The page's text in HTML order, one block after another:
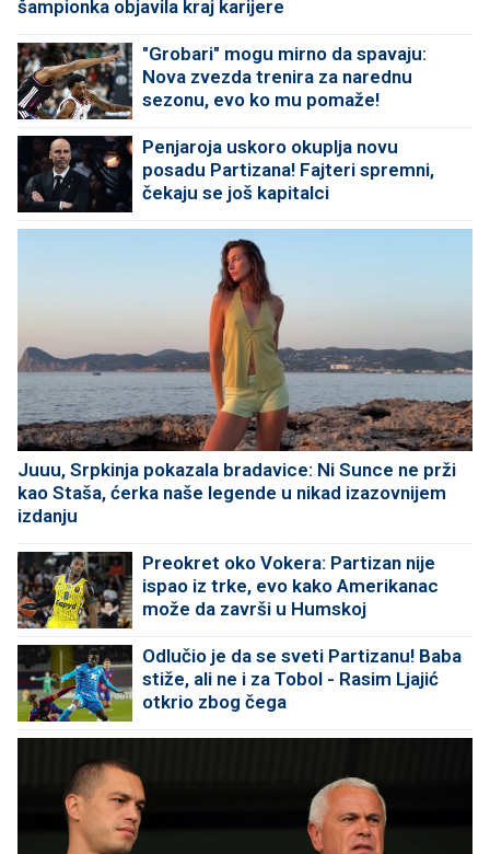
šampionka objavila kraj karijere
"Grobari" mogu mirno da spavaju:
Nova zvezda trenira za narednu
sezonu, evo ko mu pomaže!
Penjaroja uskoro okuplja novu
posadu Partizana! Fajteri spremni,
čekaju se još kapitalci
Juuu, Srpkinja pokazala bradavice: Ni Sunce ne prži
kao Staša, ćerka naše legende u nikad izazovnijem
izdanju
Preokret oko Vokera: Partizan nije
ispao iz trke, evo kako Amerikanac
može da završi u Humskoj
Odlučio je da se sveti Partizanu! Baba
stiže, ali ne i za Tobol - Rasim Ljajić
otkrio zbog čega